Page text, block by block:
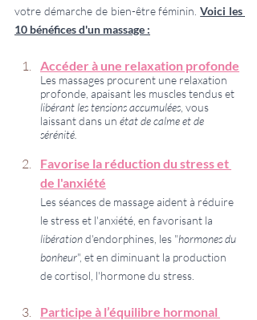
votre démarche de bien-être féminin. Voici les
10 bénéfices d'un massage :
Accéder à une relaxation profonde
Les massages procurent une relaxation
profonde, apaisant les muscles tendus et
libérant les tensions accumulées , vous
laissant dans un état de calme et de
sérénité.
Favorise la réduction du stress et
de l'anxiété
Les séances de massage aident à réduire
le stress et l'anxiété, en favorisant la
libération d'endorphines, les "hormones du
bonheur", et en diminuant la production
de cortisol, l'hormone du stress.
Participe à l’équilibre hormonal